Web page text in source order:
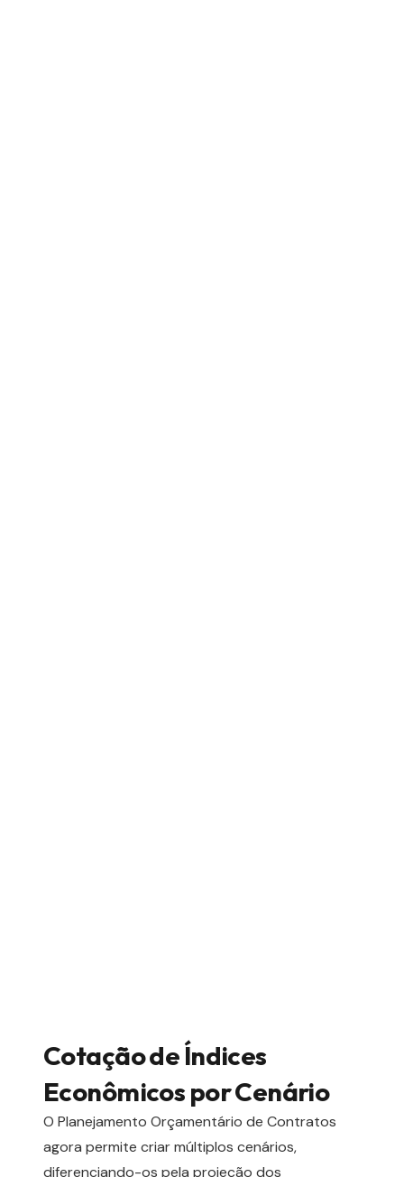
Cotação de Índices
Econômicos por Cenário
O Planejamento Orçamentário de Contratos
agora permite criar múltiplos cenários,
diferenciando-os pela projeção dos